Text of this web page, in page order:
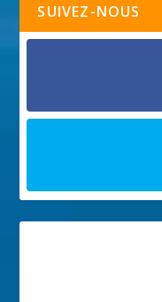
SUIVEZ-NOUS